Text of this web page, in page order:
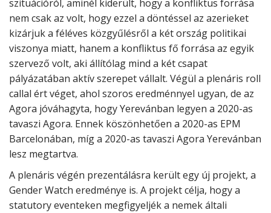
szituációról, aminél kiderült, hogy a konfliktus forrása
nem csak az volt, hogy ezzel a döntéssel az azerieket
kizárjuk a féléves közgyűlésről a két ország politikai
viszonya miatt, hanem a konfliktus fő forrása az egyik
szervező volt, aki állítólag mind a két csapat
pályázatában aktív szerepet vállalt. Végül a plenáris roll
callal ért véget, ahol szoros eredménnyel ugyan, de az
Agora jóváhagyta, hogy Yerevánban legyen a 2020-as
tavaszi Agora. Ennek köszönhetően a 2020-as EPM
Barcelonában, míg a 2020-as tavaszi Agora Yerevánban
lesz megtartva.
A plenáris végén prezentálásra került egy új projekt, a
Gender Watch eredménye is. A projekt célja, hogy a
statutory eventeken megfigyeljék a nemek általi